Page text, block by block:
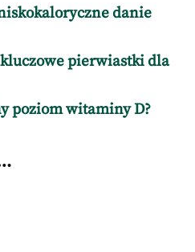
danie
pierwiastki dla
poziom witaminy D?